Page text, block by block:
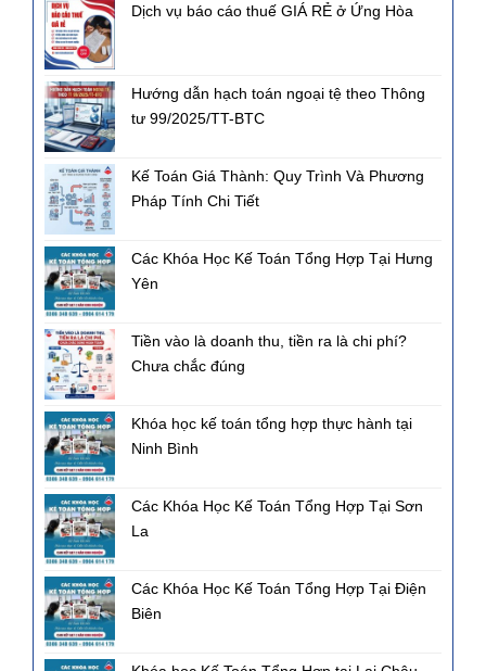
Dịch vụ báo cáo thuế GIÁ RẺ ở Ứng Hòa
Hướng dẫn hạch toán ngoại tệ theo Thông
tư 99/2025/TT-BTC
Kế Toán Giá Thành: Quy Trình Và Phương
Pháp Tính Chi Tiết
Các Khóa Học Kế Toán Tổng Hợp Tại Hưng
Yên
Tiền vào là doanh thu, tiền ra là chi phí?
Chưa chắc đúng
Khóa học kế toán tổng hợp thực hành tại
Ninh Bình
Các Khóa Học Kế Toán Tổng Hợp Tại Sơn
La
Các Khóa Học Kế Toán Tổng Hợp Tại Điện
Biên